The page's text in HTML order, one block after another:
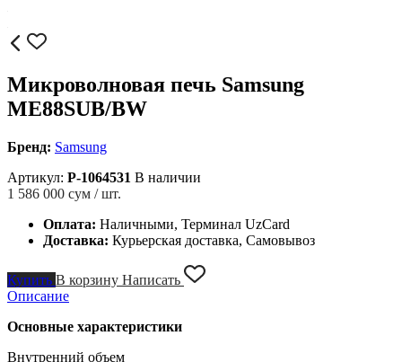
Микроволновая печь Samsung
ME88SUB/BW
Бренд: Samsung
Артикул: P-1064531 В наличии
1 586 000 сум / шт.
Оплата: Наличными, Терминал UzCard
Доставка: Курьерская доставка, Самовывоз
Купить В корзину Написать
Описание
Основные характеристики
Внутренний объем